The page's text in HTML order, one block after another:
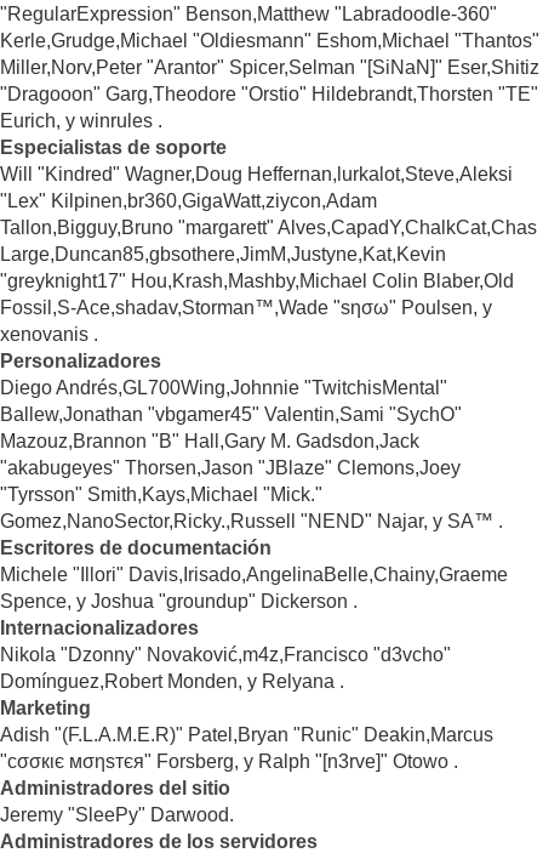
"RegularExpression" Benson,Matthew "Labradoodle-360"
Kerle,Grudge,Michael "Oldiesmann" Eshom,Michael "Thantos"
Miller,Norv,Peter "Arantor" Spicer,Selman "[SiNaN]" Eser,Shitiz
"Dragooon" Garg,Theodore "Orstio" Hildebrandt,Thorsten "TE"
Eurich, y winrules .
Especialistas de soporte
Will "Kindred" Wagner,Doug Heffernan,lurkalot,Steve,Aleksi
"Lex" Kilpinen,br360,GigaWatt,ziycon,Adam
Tallon,Bigguy,Bruno "margarett" Alves,CapadY,ChalkCat,Chas
Large,Duncan85,gbsothere,JimM,Justyne,Kat,Kevin
"greyknight17" Hou,Krash,Mashby,Michael Colin Blaber,Old
Fossil,S-Ace,shadav,Storman™,Wade "sησω" Poulsen, y
xenovanis .
Personalizadores
Diego Andrés,GL700Wing,Johnnie "TwitchisMental"
Ballew,Jonathan "vbgamer45" Valentin,Sami "SychO"
Mazouz,Brannon "B" Hall,Gary M. Gadsdon,Jack
"akabugeyes" Thorsen,Jason "JBlaze" Clemons,Joey
"Tyrsson" Smith,Kays,Michael "Mick."
Gomez,NanoSector,Ricky.,Russell "NEND" Najar, y SA™ .
Escritores de documentación
Michele "Illori" Davis,Irisado,AngelinaBelle,Chainy,Graeme
Spence, y Joshua "groundup" Dickerson .
Internacionalizadores
Nikola "Dzonny" Novaković,m4z,Francisco "d3vcho"
Domínguez,Robert Monden, y Relyana .
Marketing
Adish "(F.L.A.M.E.R)" Patel,Bryan "Runic" Deakin,Marcus
"cσσкιє мσηѕтєя" Forsberg, y Ralph "[n3rve]" Otowo .
Administradores del sitio
Jeremy "SleePy" Darwood.
Administradores de los servidores